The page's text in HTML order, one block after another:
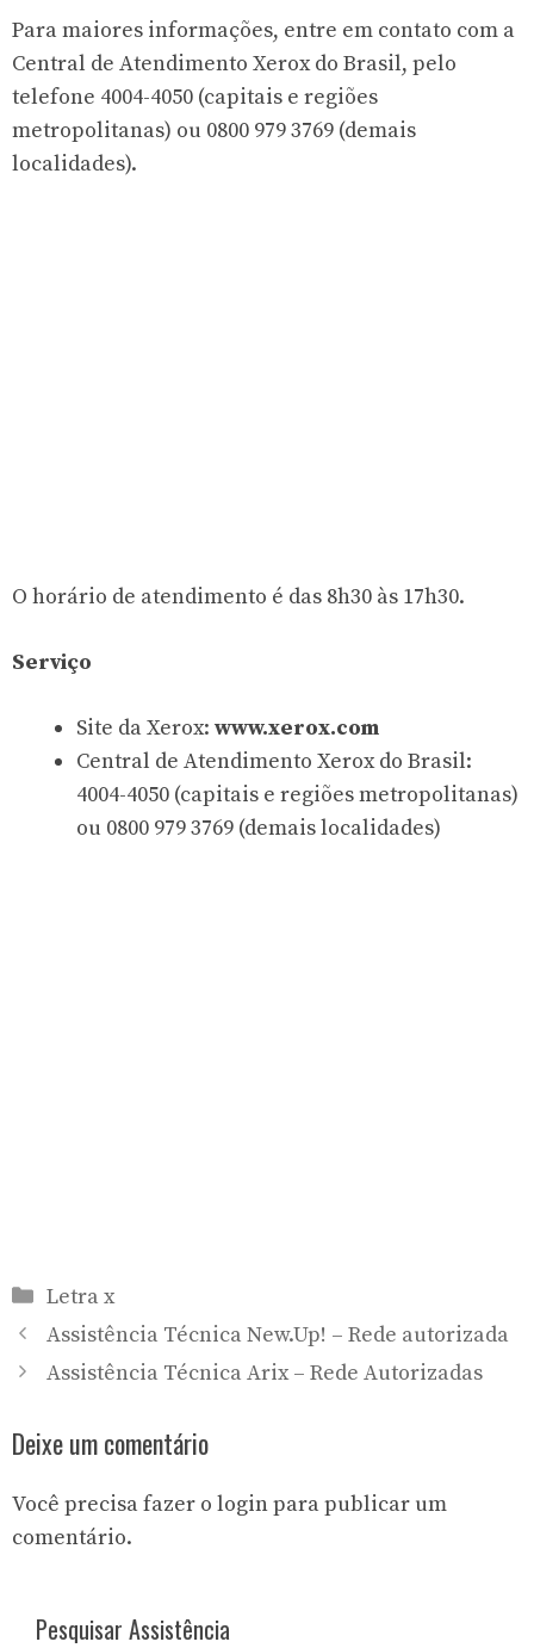
Para maiores informações, entre em contato com a
Central de Atendimento Xerox do Brasil, pelo
telefone 4004-4050 (capitais e regiões
metropolitanas) ou 0800 979 3769 (demais
localidades).
O horário de atendimento é das 8h30 às 17h30.
Serviço
Site da Xerox: www.xerox.com
Central de Atendimento Xerox do Brasil:
4004-4050 (capitais e regiões metropolitanas)
ou 0800 979 3769 (demais localidades)
Categorias
Letra x
Assistência Técnica New.Up! – Rede autorizada
Assistência Técnica Arix – Rede Autorizadas
Deixe um comentário
Você precisa fazer o loginpara publicar um
comentário.
Pesquisar Assistência